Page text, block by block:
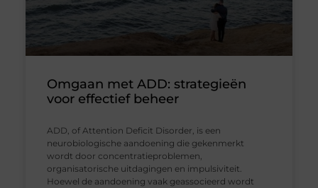
Omgaan met ADD: strategieën
voor effectief beheer
ADD, of Attention Deficit Disorder, is een
neurobiologische aandoening die gekenmerkt
wordt door concentratieproblemen,
organisatorische uitdagingen en impulsiviteit.
Hoewel de aandoening vaak geassocieerd wordt